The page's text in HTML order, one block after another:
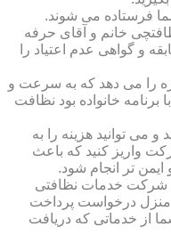
فرستاده می شوند.
خانم و آقای حرفه
و گواهی عدم اعتیاد را
را می دهد که به سرعت و
خانواده بود نظافت
می توانید هزینه را به
واریز کنید که باعث
تر انجام شود.
شرکت خدمات نظافتی
منزل درخواست پرداخت
از خدماتی که دریافت